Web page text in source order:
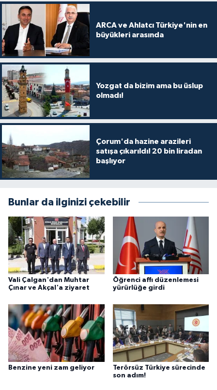
ARCA ve Ahlatcı Türkiye'nin en
büyükleri arasında
Yozgat da bizim ama bu üslup
olmadı!
Çorum'da hazine arazileri
satışa çıkarıldı! 20 bin liradan
başlıyor
Bunlar da ilginizi çekebilir
Vali Çalgan'dan Muhtar
Çınar ve Akçal'a ziyaret
Öğrenci affı düzenlemesi
yürürlüğe girdi
Benzine yeni zam geliyor
Terörsüz Türkiye sürecinde
son adım!